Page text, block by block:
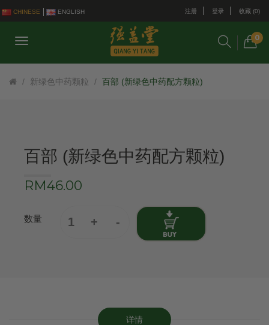
CHINESE ENGLISH 注册 登录 收藏 (0)
0
新绿色中药颗粒 百部 (新绿色中药配方颗粒)
百部 (新绿色中药配方颗粒)
RM46.00
数量
详情